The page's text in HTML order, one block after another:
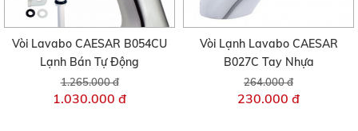
Vòi Lavabo CAESAR B054CU
Lạnh Bán Tự Động
1.265.000 đ
1.030.000 đ
Vòi Lạnh Lavabo CAESAR
B027C Tay Nhựa
264.000 đ
230.000 đ